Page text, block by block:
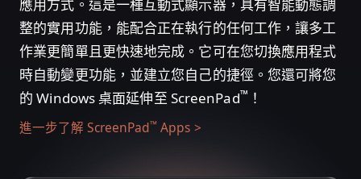
應用方式。這是一種互動式顯示器，具有智能動態調
整的實用功能，能配合正在執行的任何工作，讓多工
作業更簡單且更快速地完成。它可在您切換應用程式
時自動變更功能，並建立您自己的捷徑。您還可將您
的 Windows 桌面延伸至 ScreenPad™ ！
進一步了解 ScreenPad™ Apps